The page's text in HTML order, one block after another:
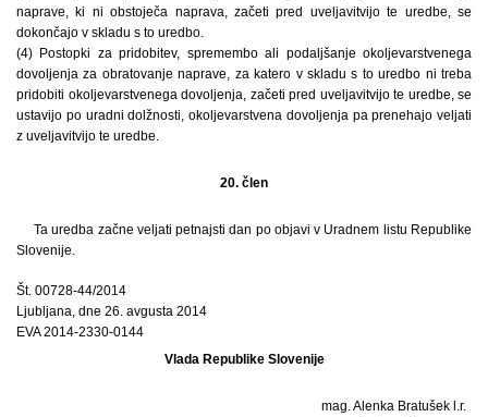
naprave, ki ni obstoječa naprava, začeti pred uveljavitvijo te uredbe, se
dokončajo v skladu s to uredbo.
(4) Postopki za pridobitev, spremembo ali podaljšanje okoljevarstvenega
dovoljenja za obratovanje naprave, za katero v skladu s to uredbo ni treba
pridobiti okoljevarstvenega dovoljenja, začeti pred uveljavitvijo te uredbe, se
ustavijo po uradni dolžnosti, okoljevarstvena dovoljenja pa prenehajo veljati
z uveljavitvijo te uredbe.
20. člen
Ta uredba začne veljati petnajsti dan po objavi v Uradnem listu Republike
Slovenije.
Št. 00728-44/2014
Ljubljana, dne 26. avgusta 2014
EVA 2014-2330-0144
Vlada Republike Slovenije
mag. Alenka Bratušek l.r.